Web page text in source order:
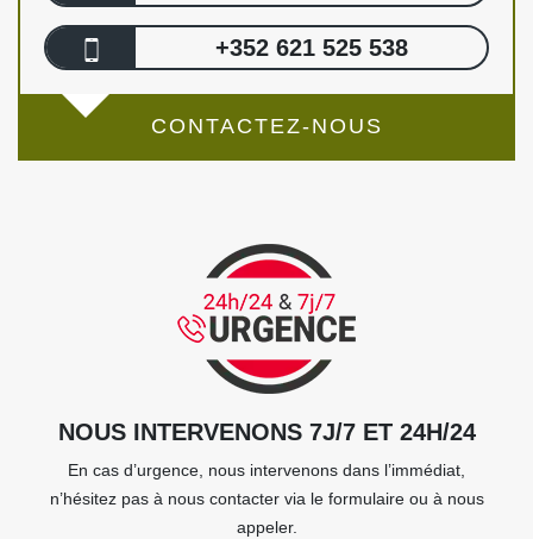
+352 621 525 538
CONTACTEZ-NOUS
NOUS INTERVENONS 7J/7 ET 24H/24
En cas d’urgence, nous intervenons dans l’immédiat,
n’hésitez pas à nous contacter via le formulaire ou à nous
appeler.